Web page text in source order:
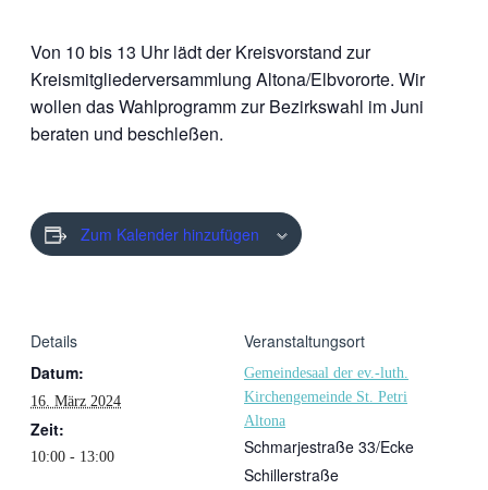
Von 10 bis 13 Uhr lädt der Kreisvorstand zur
Kreismitgliederversammlung Altona/Elbvororte. Wir
wollen das Wahlprogramm zur Bezirkswahl im Juni
beraten und beschleßen.
Zum Kalender hinzufügen
Details
Datum:
16. März 2024
Zeit:
10:00 - 13:00
Veranstaltungsort
Gemeindesaal der ev.-luth.
Kirchengemeinde St. Petri
Altona
Schmarjestraße 33/Ecke
Schillerstraße